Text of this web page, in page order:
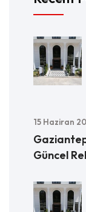
15 Haziran
Güncel